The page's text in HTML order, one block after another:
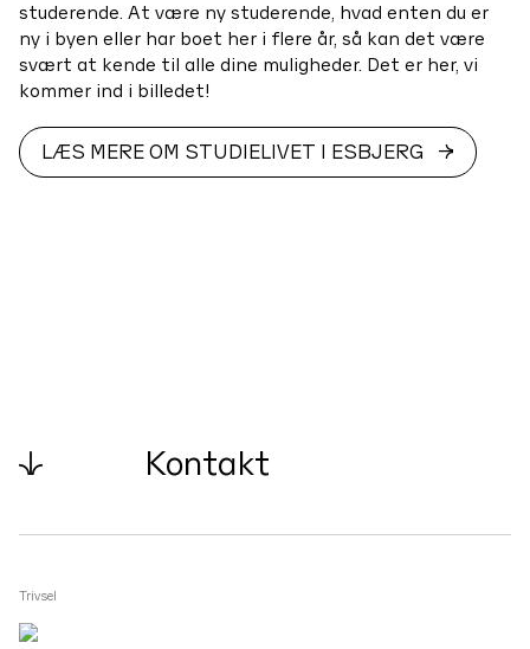
studerende. At være ny studerende, hvad enten du er
ny i byen eller har boet her i flere år, så kan det være
svært at kende til alle dine muligheder. Det er her, vi
kommer ind i billedet!
LÆS MERE OM STUDIELIVET I ESBJERG
↓ Kontakt
Trivsel